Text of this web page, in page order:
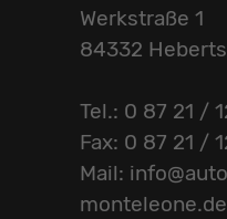
Werkstraße 1
84332
Tel.: 0 87 21 /
Fax: 0 87 21 /
Mail:
monteleone.de